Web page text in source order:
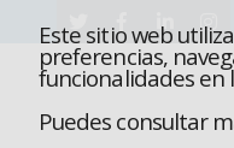
Este sitio web
preferencias,
funcionalidades en
Puedes consultar